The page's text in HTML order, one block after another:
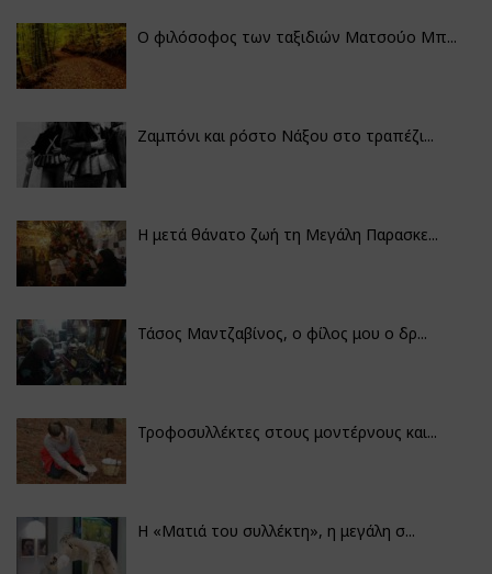
Ο φιλόσοφος των ταξιδιών Ματσούο Μπ...
Ζαμπόνι και ρόστο Νάξου στο τραπέζι...
Η μετά θάνατο ζωή τη Μεγάλη Παρασκε...
Τάσος Μαντζαβίνος, ο φίλος μου ο δρ...
Τροφοσυλλέκτες στους μοντέρνους και...
H «Ματιά του συλλέκτη», η μεγάλη σ...